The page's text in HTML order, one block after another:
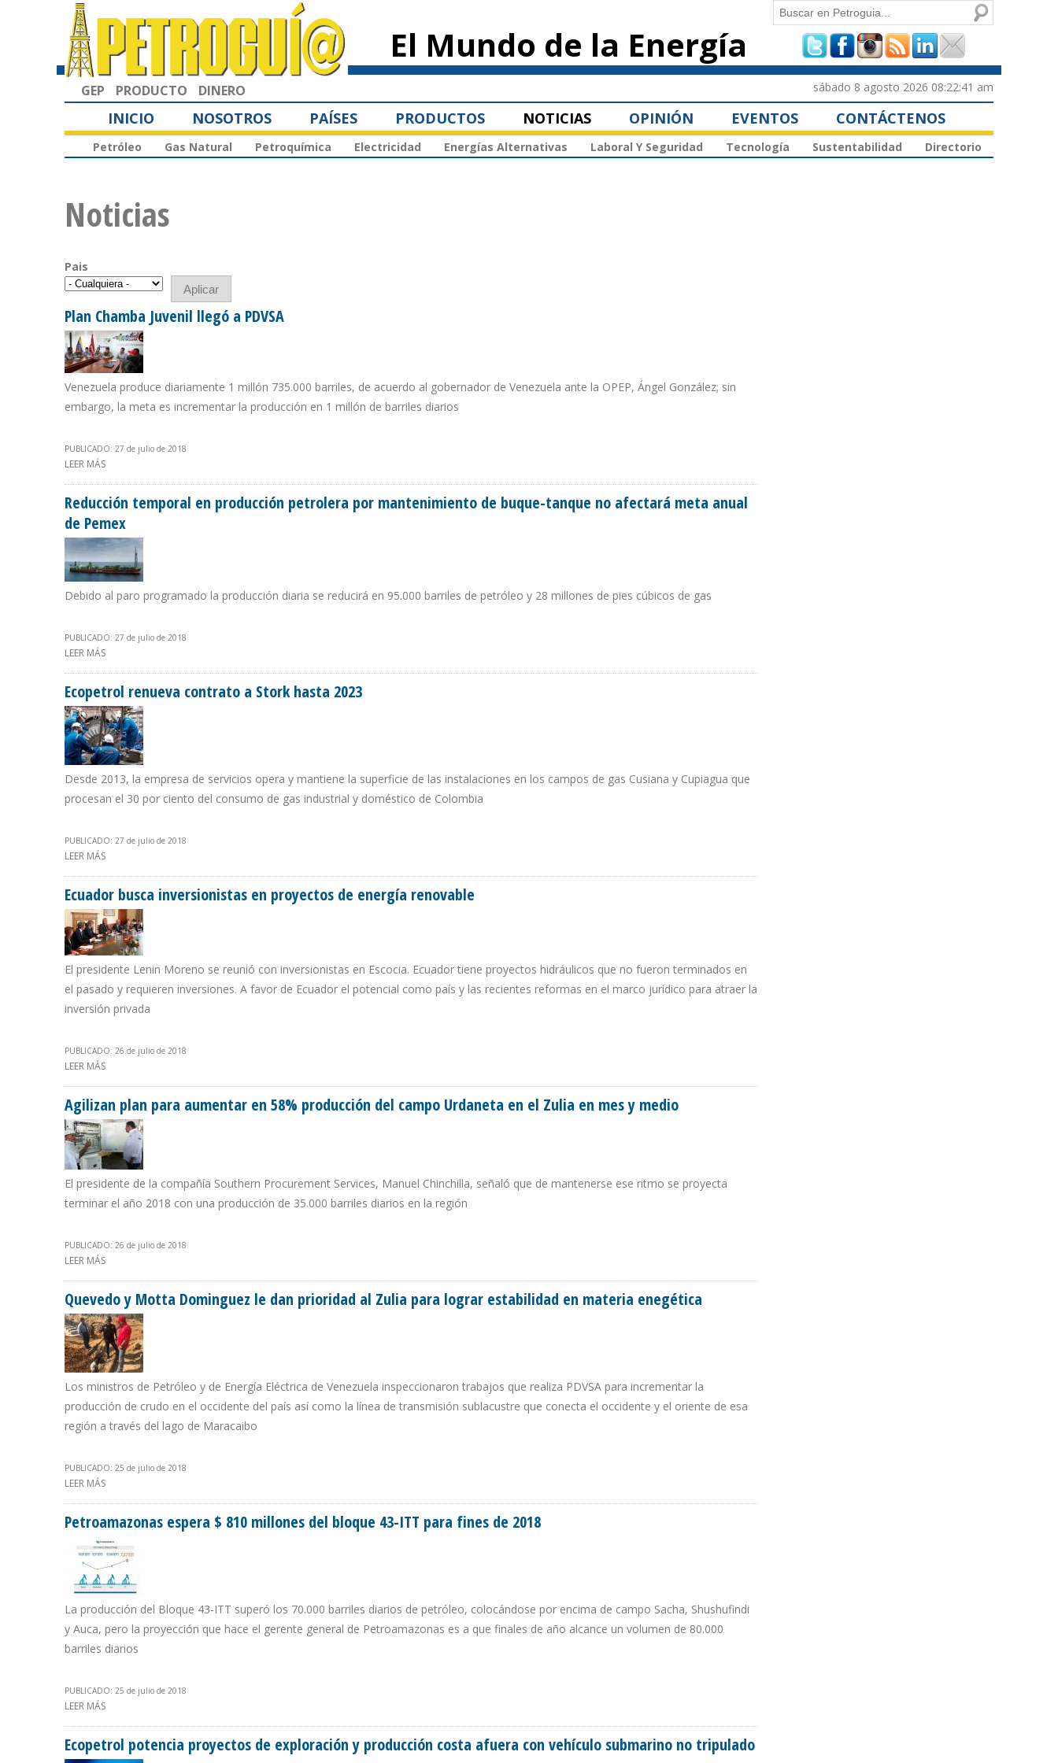
principal
El Mundo de la Energía
Formulario de
búsqueda
Buscar
GEP PRODUCTO DINERO sábado 8 agosto 2026 08:22:41 am
INICIO NOSOTROS PAÍSES PRODUCTOS NOTICIAS OPINIÓN EVENTOS CONTÁCTENOS
Petróleo Gas Natural Petroquímica Electricidad Energías Alternativas Laboral Y Seguridad Tecnología Sustentabilidad Directorio
Noticias
Pais
Plan Chamba Juvenil llegó a PDVSA
Venezuela produce diariamente 1 millón 735.000 barriles, de acuerdo al gobernador de Venezuela ante la OPEP, Ángel González; sin
embargo, la meta es incrementar la producción en 1 millón de barriles diarios
PUBLICADO: 27 de julio de 2018
LEER MÁS
Reducción temporal en producción petrolera por mantenimiento de buque-tanque no afectará meta anual
de Pemex
Debido al paro programado la producción diaria se reducirá en 95.000 barriles de petróleo y 28 millones de pies cúbicos de gas
PUBLICADO: 27 de julio de 2018
LEER MÁS
Ecopetrol renueva contrato a Stork hasta 2023
Desde 2013, la empresa de servicios opera y mantiene la superficie de las instalaciones en los campos de gas Cusiana y Cupiagua que
procesan el 30 por ciento del consumo de gas industrial y doméstico de Colombia
PUBLICADO: 27 de julio de 2018
LEER MÁS
Ecuador busca inversionistas en proyectos de energía renovable
El presidente Lenin Moreno se reunió con inversionistas en Escocia. Ecuador tiene proyectos hidráulicos que no fueron terminados en
el pasado y requieren inversiones. A favor de Ecuador el potencial como país y las recientes reformas en el marco jurídico para atraer la
inversión privada
PUBLICADO: 26 de julio de 2018
LEER MÁS
Agilizan plan para aumentar en 58% producción del campo Urdaneta en el Zulia en mes y medio
El presidente de la compañía Southern Procurement Services, Manuel Chinchilla, señaló que de mantenerse ese ritmo se proyecta
terminar el año 2018 con una producción de 35.000 barriles diarios en la región
PUBLICADO: 26 de julio de 2018
LEER MÁS
Quevedo y Motta Dominguez le dan prioridad al Zulia para lograr estabilidad en materia enegética
Los ministros de Petróleo y de Energía Eléctrica de Venezuela inspeccionaron trabajos que realiza PDVSA para incrementar la
producción de crudo en el occidente del país así como la línea de transmisión sublacustre que conecta el occidente y el oriente de esa
región a través del lago de Maracaibo
PUBLICADO: 25 de julio de 2018
LEER MÁS
Petroamazonas espera $ 810 millones del bloque 43-ITT para fines de 2018
La producción del Bloque 43-ITT superó los 70.000 barriles diarios de petróleo, colocándose por encima de campo Sacha, Shushufindi
y Auca, pero la proyección que hace el gerente general de Petroamazonas es a que finales de año alcance un volumen de 80.000
barriles diarios
PUBLICADO: 25 de julio de 2018
LEER MÁS
Ecopetrol potencia proyectos de exploración y producción costa afuera con vehículo submarino no tripulado